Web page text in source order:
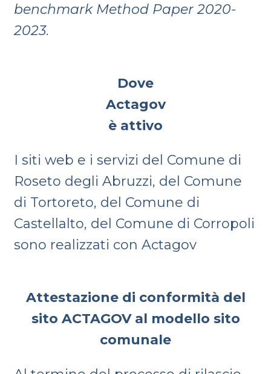
benchmark Method Paper 2020-
2023.
Dove
Actagov
è attivo
I siti web e i servizi del Comune di
Roseto degli Abruzzi, del Comune
di Tortoreto, del Comune di
Castellalto, del Comune di Corropoli
sono realizzati con Actagov
Attestazione di conformità del
sito ACTAGOV al modello sito
comunale